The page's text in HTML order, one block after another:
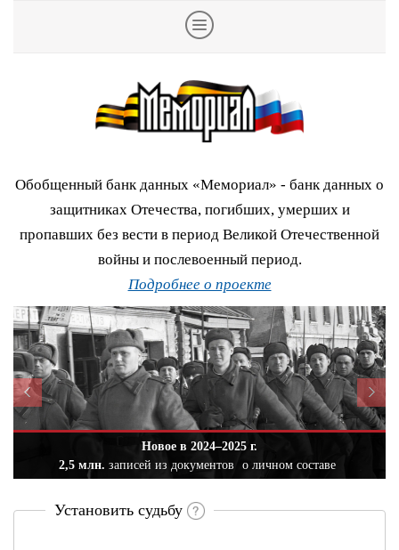
Обобщенный банк данных «Мемориал» - банк данных о
защитниках Отечества, погибших, умерших и
пропавших без вести в период Великой Отечественной
войны и послевоенный период.
Подробнее о проекте
Новое в 2024–2025 г.
2,5 млн. записей из документов о личном составе
Установить судьбу